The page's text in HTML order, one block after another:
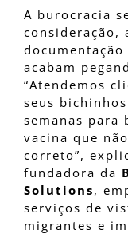
A burocracia
consideração,
acabam
“Atendemos
seus
semanas para
vacina que
correto”,
fundadora da
Solutions,
serviços de
migrantes e